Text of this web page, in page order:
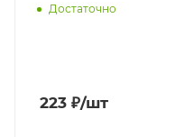
Достаточно
223 ₽/шт